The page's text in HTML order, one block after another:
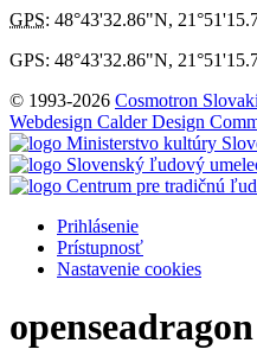
GPS: 48°43'32.86"N,
GPS: 48°43'32.86"N,
© 1993-2026 Cosmotron
Webdesign Calder Design
Prihlásenie
Prístupnosť
Nastavenie cookies
openseadragon